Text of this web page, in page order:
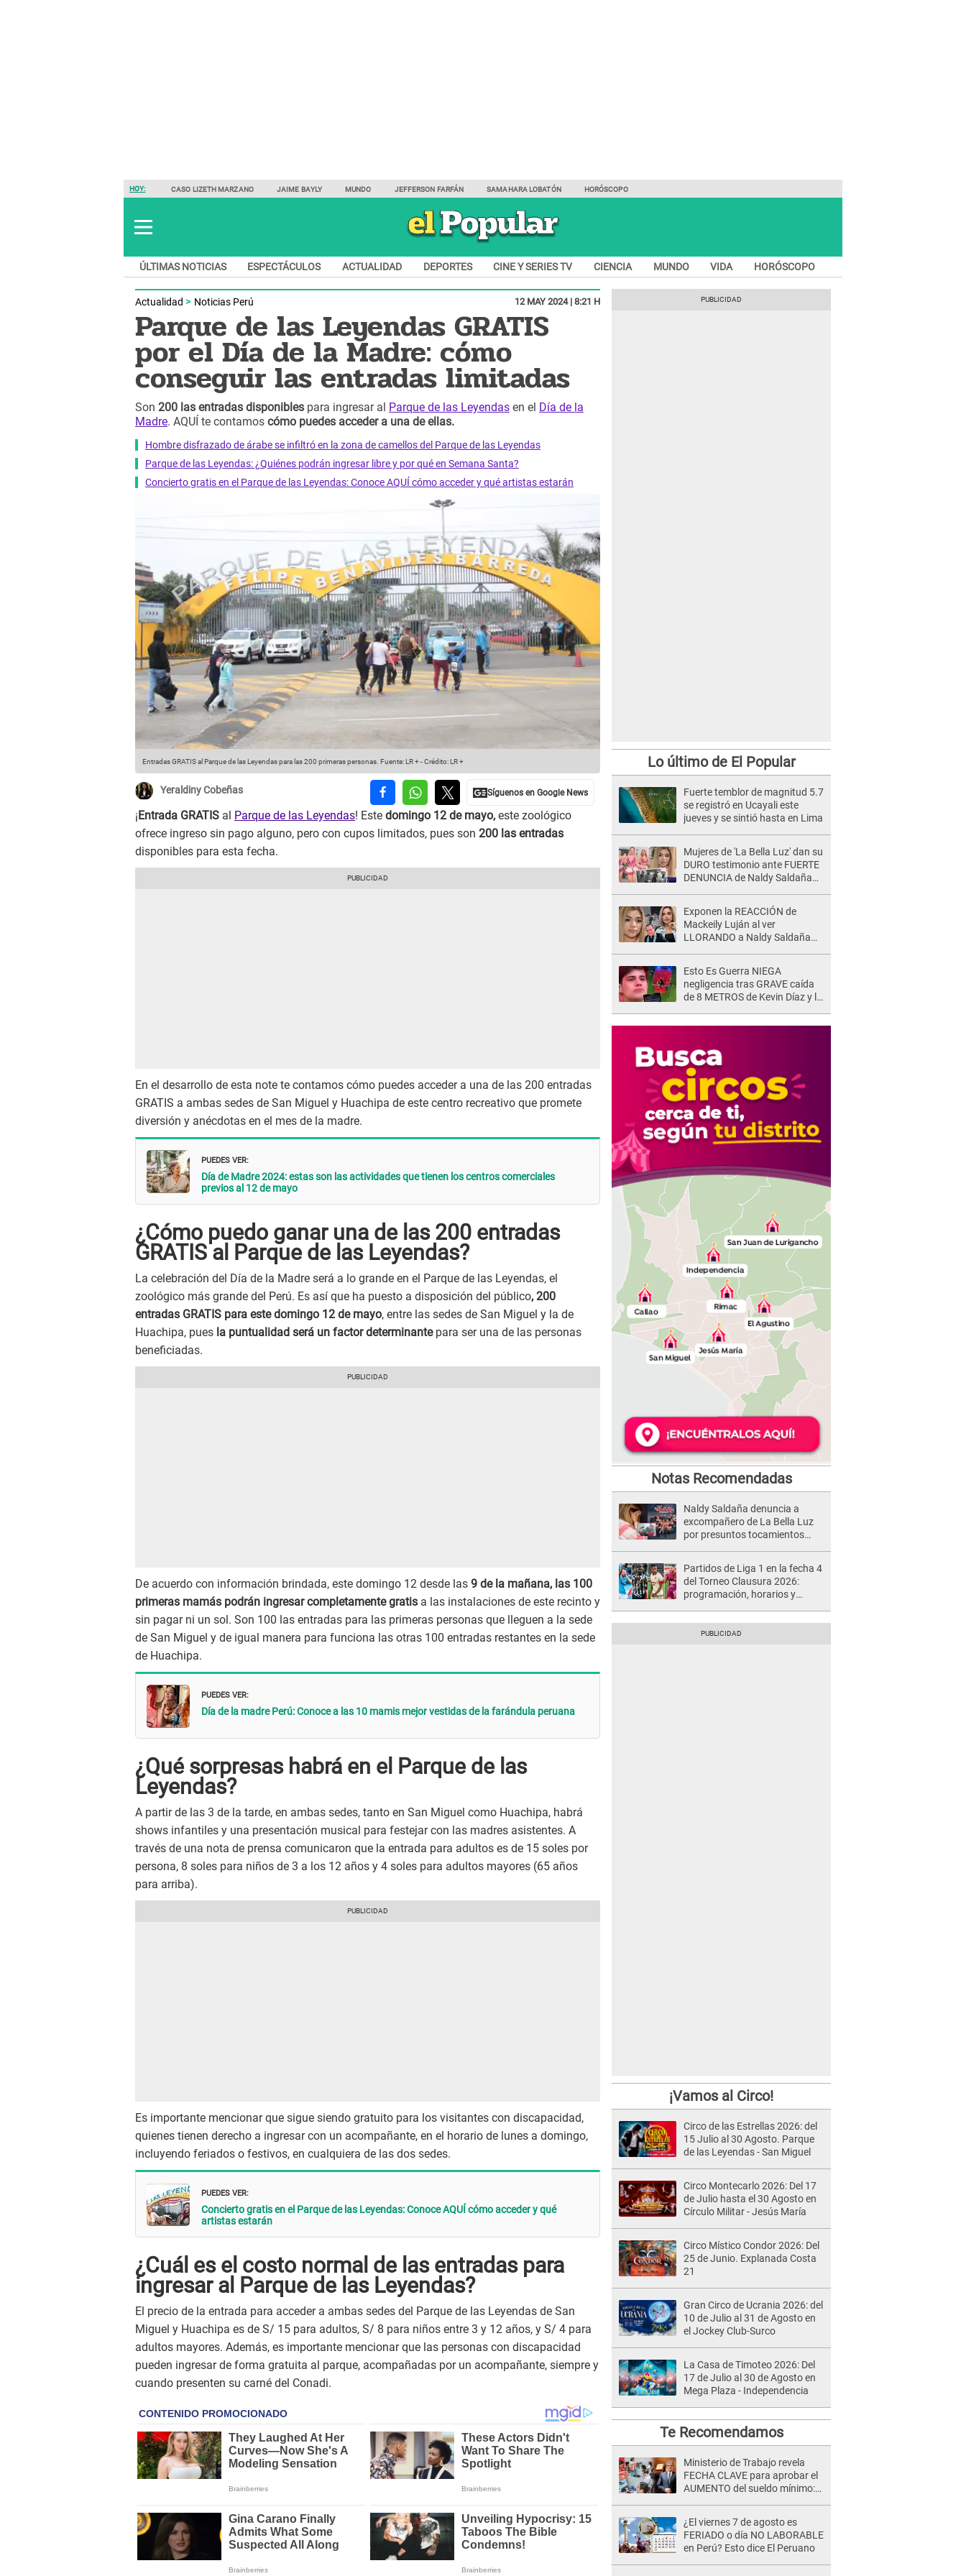
HOY: CASO LIZETH MARZANO JAIME BAYLY MUNDO JEFFERSON FARFÁN SAMAHARA LOBATÓN HORÓSCOPO
ÚLTIMAS NOTICIAS ESPECTÁCULOS ACTUALIDAD DEPORTES CINE Y SERIES TV CIENCIA MUNDO VIDA HORÓSCOPO
Actualidad Noticias Perú 12 MAY 2024 | 8:21 H
Parque de las Leyendas GRATIS
por el Día de la Madre: cómo
conseguir las entradas limitadas
Son 200 las entradas disponibles para ingresar al Parque de las Leyendas en el Día de la
Madre. AQUÍ te contamos cómo puedes acceder a una de ellas.
Hombre disfrazado de árabe se infiltró en la zona de camellos del Parque de las Leyendas
Parque de las Leyendas: ¿Quiénes podrán ingresar libre y por qué en Semana Santa?
Concierto gratis en el Parque de las Leyendas: Conoce AQUÍ cómo acceder y qué artistas estarán
Entradas GRATIS al Parque de las Leyendas para las 200 primeras personas. Fuente: LR +-Crédito: LR +
Yeraldiny Cobeñas
¡ Entrada GRATIS al Parque de las Leyendas! Este domingo 12 de mayo, este zoológico
ofrece ingreso sin pago alguno, pero con cupos limitados, pues son 200 las entradas
disponibles para esta fecha.
En el desarrollo de esta note te contamos cómo puedes acceder a una de las 200 entradas
GRATIS a ambas sedes de San Miguel y Huachipa de este centro recreativo que promete
diversión y anécdotas en el mes de la madre.
PUEDES VER:
Día de Madre 2024: estas son las actividades que tienen los centros comerciales
previos al 12 de mayo
¿Cómo puedo ganar una de las 200 entradas
GRATIS al Parque de las Leyendas?
La celebración del Día de la Madre será a lo grande en el Parque de las Leyendas, el
zoológico más grande del Perú. Es así que ha puesto a disposición del público, 200
entradas GRATIS para este domingo 12 de mayo, entre las sedes de San Miguel y la de
Huachipa, pues la puntualidad será un factor determinantepara ser una de las personas
beneficiadas.
De acuerdo con información brindada, este domingo 12 desde las 9 de la mañana, las 100
primeras mamás podrán ingresar completamente gratis a las instalaciones de este recinto y
sin pagar ni un sol. Son 100 las entradas para las primeras personas que lleguen a la sede
de San Miguel y de igual manera para funciona las otras 100 entradas restantes en la sede
de Huachipa.
PUEDES VER:
Día de la madre Perú: Conoce a las 10 mamis mejor vestidas de la farándula peruana
¿Qué sorpresas habrá en el Parque de las
Leyendas?
A partir de las 3 de la tarde, en ambas sedes, tanto en San Miguel como Huachipa, habrá
shows infantiles y una presentación musical para festejar con las madres asistentes. A
través de una nota de prensa comunicaron que la entrada para adultos es de 15 soles por
persona, 8 soles para niños de 3 a los 12 años y 4 soles para adultos mayores (65 años
para arriba).
Es importante mencionar que sigue siendo gratuito para los visitantes con discapacidad,
quienes tienen derecho a ingresar con un acompañante, en el horario de lunes a domingo,
incluyendo feriados o festivos, en cualquiera de las dos sedes.
PUEDES VER:
Concierto gratis en el Parque de las Leyendas: Conoce AQUÍ cómo acceder y qué
artistas estarán
¿Cuál es el costo normal de las entradas para
ingresar al Parque de las Leyendas?
El precio de la entrada para acceder a ambas sedes del Parque de las Leyendas de San
Miguel y Huachipa es de S/ 15 para adultos, S/ 8 para niños entre 3 y 12 años, y S/ 4 para
adultos mayores. Además, es importante mencionar que las personas con discapacidad
pueden ingresar de forma gratuita al parque, acompañadas por un acompañante, siempre y
cuando presenten su carné del Conadi.
Lo último de El Popular
Fuerte temblor de magnitud 5.7
se registró en Ucayali este
jueves y se sintió hasta en Lima
Mujeres de 'La Bella Luz' dan su
DURO testimonio ante FUERTE
DENUNCIA de Naldy Saldaña
acusación de apañamiento..."
Exponen la REACCIÓN de
Mackeily Luján al ver
LLORANDO a Naldy Saldaña
Esto Es Guerra NIEGA
negligencia tras GRAVE caída
de 8 METROS de Kevin Díaz y lo
Notas Recomendadas
Naldy Saldaña denuncia a
excompañero de La Bella Luz
por presuntos tocamientos
Partidos de Liga 1 en la fecha 4
del Torneo Clausura 2026:
programación, horarios y
¡Vamos al Circo!
Circo de las Estrellas 2026: del
15 Julio al 30 Agosto. Parque
de las Leyendas - San Miguel
Circo Montecarlo 2026: Del 17
de Julio hasta el 30 Agosto en
Círculo Militar - Jesús María
Circo Místico Condor 2026: Del
25 de Junio. Explanada Costa
21
Gran Circo de Ucrania 2026: del
10 de Julio al 31 de Agosto en
el Jockey Club-Surco
La Casa de Timoteo 2026: Del
17 de Julio al 30 de Agosto en
Mega Plaza - Independencia
Te Recomendamos
Ministerio de Trabajo revela
FECHA CLAVE para aprobar el
AUMENTO del sueldo mínimo:
¿El viernes 7 de agosto es
FERIADO o día NO LABORABLE
en Perú? Esto dice El Peruano